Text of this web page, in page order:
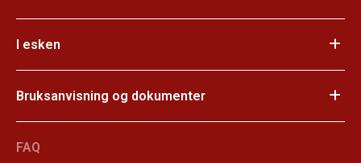
I esken
Bruksanvisning og dokumenter
FAQ